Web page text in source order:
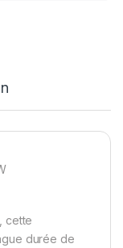
cette
durée de